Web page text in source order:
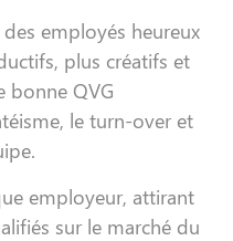
employés heureux
plus créatifs et
bonne QVG
le turn-over et
employeur, attirant
sur le marché du